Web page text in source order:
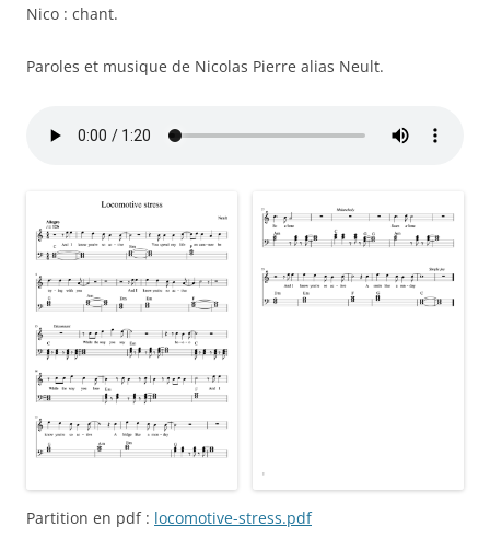
Nico : chant.
Paroles et musique de Nicolas Pierre alias Neult.
Partition en pdf : locomotive-stress.pdf